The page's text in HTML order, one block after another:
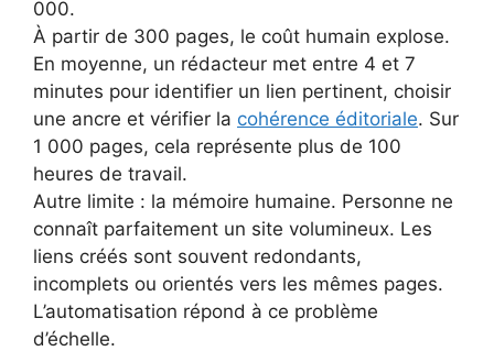
000.
À partir de 300 pages, le coût humain explose.
En moyenne, un rédacteur met entre 4 et 7
minutes pour identifier un lien pertinent, choisir
une ancre et vérifier la cohérence éditoriale. Sur
1 000 pages, cela représente plus de 100
heures de travail.
Autre limite : la mémoire humaine. Personne ne
connaît parfaitement un site volumineux. Les
liens créés sont souvent redondants,
incomplets ou orientés vers les mêmes pages.
L’automatisation répond à ce problème
d’échelle.